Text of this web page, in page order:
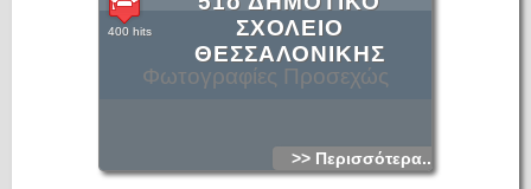
Φωτογραφίες Προσεχώς
ΣΧΟΛΕΙΟ
ΘΕΣΣΑΛΟΝΙΚΗΣ
400 hits
>> Περισσότερα...